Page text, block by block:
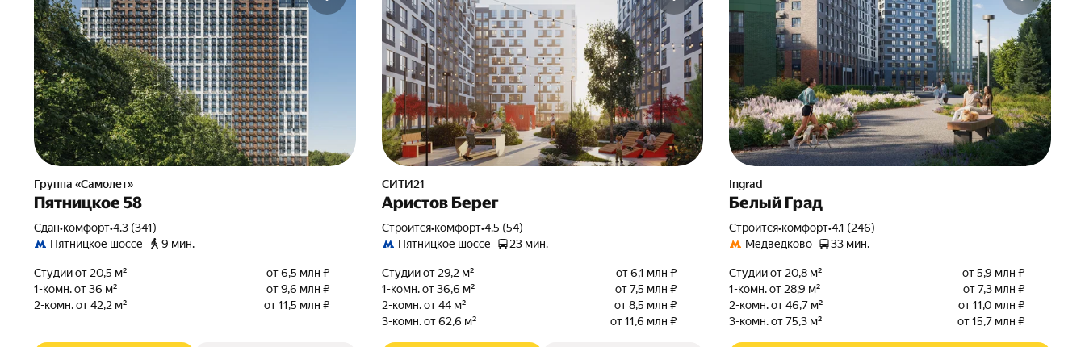
Группа «Самолет»
Пятницкое 58
Сдан•комфорт•4.3 (341)
Пятницкое шоссе
9 мин.
Студии от 20,5 м²
от 6,5 млн ₽
1-комн. от 36 м²
от 9,6 млн ₽
2-комн. от 42,2 м²
от 11,5 млн ₽
СИТИ21
Аристов Берег
Строится•комфорт•4.5 (54)
Пятницкое шоссе
23 мин.
Студии от 29,2 м²
от 6,1 млн ₽
1-комн. от 36,6 м²
от 7,5 млн ₽
2-комн. от 44 м²
от 8,5 млн ₽
3-комн. от 62,6 м²
от 11,6 млн ₽
Ingrad
Белый Град
Строится•комфорт•4.1 (246)
Медведково
33 мин.
Студии от 20,8 м²
от 5,9 млн ₽
1-комн. от 28,9 м²
от 7,3 млн ₽
2-комн. от 46,7 м²
от 11,0 млн ₽
3-комн. от 75,3 м²
от 15,7 млн ₽